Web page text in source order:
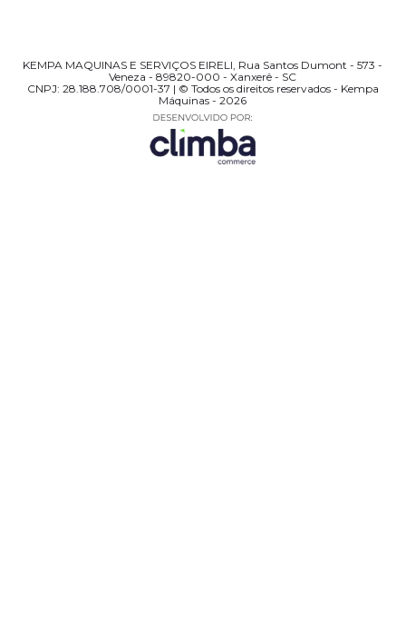
KEMPA MAQUINAS E SERVIÇOS EIRELI, Rua Santos Dumont - 573 -
Veneza - 89820-000 - Xanxerê - SC
CNPJ: 28.188.708/0001-37 | © Todos os direitos reservados - Kempa
Máquinas - 2026